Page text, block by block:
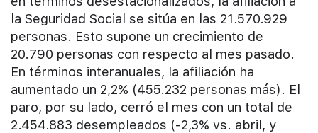
la Seguridad Social se sitúa en las 21.570.929
personas. Esto supone un crecimiento de
20.790 personas con respecto al mes pasado.
En términos interanuales, la afiliación ha
aumentado un 2,2% (455.232 personas más). El
paro, por su lado, cerró el mes con un total de
2.454.883 desempleados (-2,3% vs. abril, y